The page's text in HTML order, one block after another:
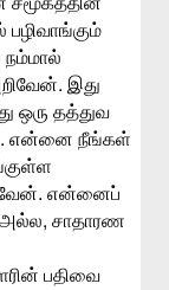
பழிவாங்கும்
நம்மால்
. இது
ஒரு தத்துவ
. என்னை நீங்கள்
. என்னைப்
அல்ல, சாதாரண
பதிவை